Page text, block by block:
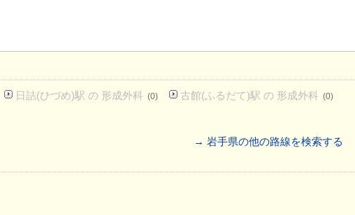
日詰(ひづめ)駅 の 形成外科 (0) 古館(ふるだて)駅 の 形成外科 (0)
→ 岩手県の他の路線を検索する